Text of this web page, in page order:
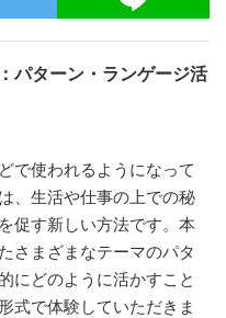
パターン・ランゲージ活
で使われるようになって
、生活や仕事の上での秘
促す新しい方法です。本
さまざまなテーマのパタ
にどのように活かすこと
式で体験していただきま